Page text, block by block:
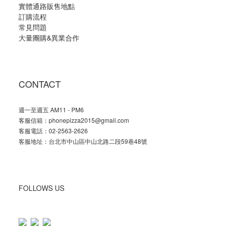
實體通路販售地點
訂購流程
常見問題
大量團購&異業合作
CONTACT
週一至週五 AM11 - PM6
客服信箱：phonepizza2015@gmail.com
客服電話：02-2563-2626
客服地址：台北市中山區中山北路二段59巷48號
FOLLOWS US